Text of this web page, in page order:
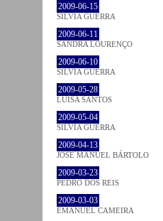
2009-06-15
SÍLVIA GUERRA
2009-06-11
SANDRA LOURENÇO
2009-06-10
SÍLVIA GUERRA
2009-05-28
LUÍSA SANTOS
2009-05-04
SÍLVIA GUERRA
2009-04-13
JOSÉ MANUEL BÁRTOLO
2009-03-23
PEDRO DOS REIS
2009-03-03
EMANUEL CAMEIRA